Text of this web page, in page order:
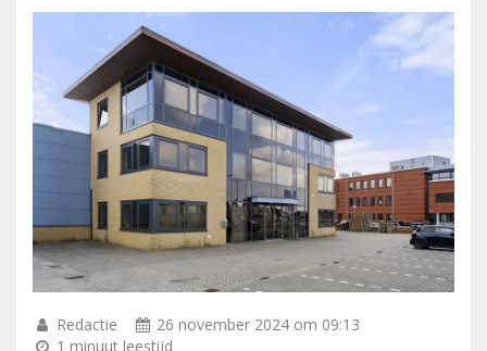
Redactie
26 november 2024 om 09:13
1 minuut leestijd